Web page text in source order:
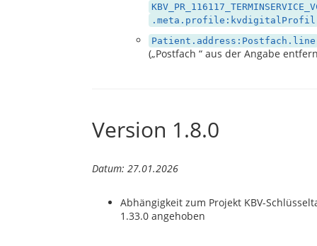
.meta.profile:kvdigitalProfil
Patient.address:Postfach.line
( Postfach aus der Angabe
Version 1.8.0
Datum: 27.01.2026
Abhängigkeit zum Projekt KBV-
1.33.0 angehoben